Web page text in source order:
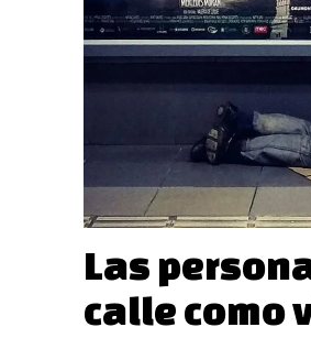
Las
calle como